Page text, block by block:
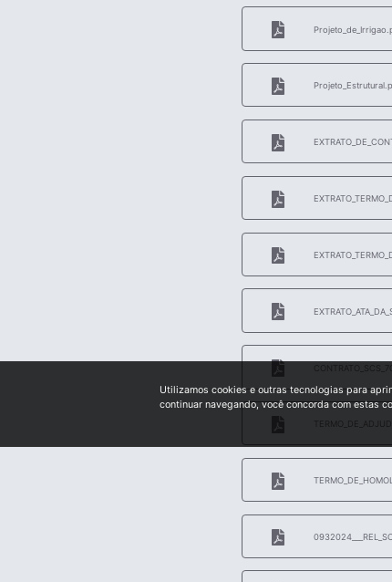
Utilizamos cookies e outras tecnologias para
continuar navegando, você concorda com estas